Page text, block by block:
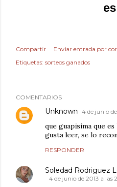
es
Compartir
Enviar entrada por
Etiquetas: sorteos ganados
COMENTARIOS
Unknown 4 de junio
que guapisima que
gusta leer, se lo
RESPONDER
Soledad Rodriguez
4 de junio de 2013 a las